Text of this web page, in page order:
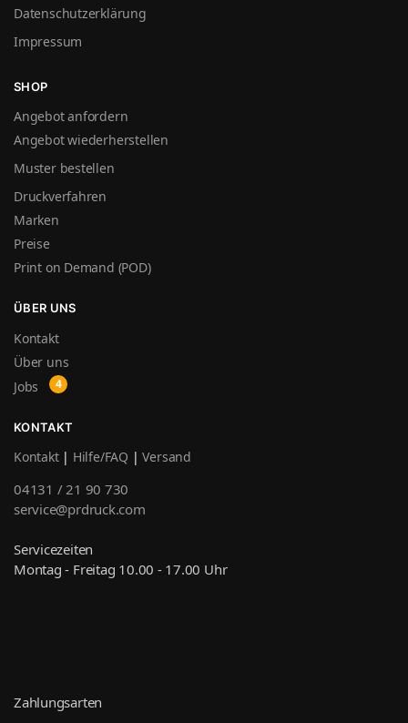
Datenschutzerklärung
Impressum
SHOP
Angebot anfordern
Angebot wiederherstellen
Muster bestellen
Druckverfahren
Marken
Preise
Print on Demand (POD)
ÜBER UNS
Kontakt
Über uns
Jobs
KONTAKT
Kontakt| Hilfe/FAQ |Versand
04131 / 21 90 730
service@prdruck.com
Servicezeiten
Montag - Freitag 10.00 - 17.00 Uhr
Zahlungsarten